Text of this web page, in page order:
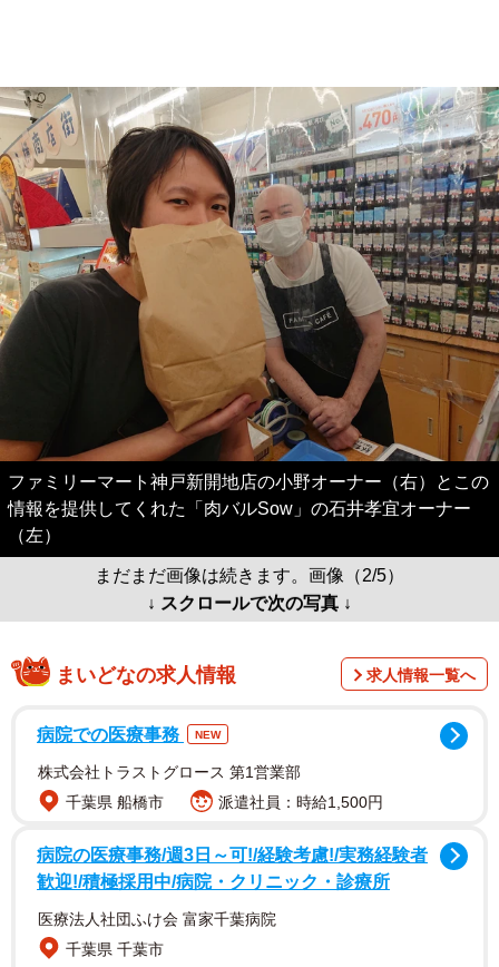
ファミリーマート神戸新開地店の小野オーナー（右）とこの
情報を提供してくれた「肉バルSow」の石井孝宜オーナー
（左）
まだまだ画像は続きます。画像（2/5）
↓ スクロールで次の写真 ↓
まいどなの求人情報 求人情報一覧へ
病院での医療事務 NEW
株式会社トラストグロース 第1営業部
千葉県 船橋市
派遣社員：時給1,500円
病院の医療事務/週3日～可!/経験考慮!/実務経験者
歓迎!/積極採用中/病院・クリニック・診療所
医療法人社団ふけ会 富家千葉病院
千葉県 千葉市